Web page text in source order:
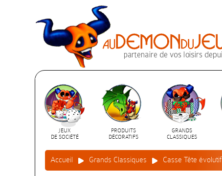
JEUX
DE SOCIÉTÉ
PRODUITS
DÉCORATIFS
GRANDS
CLASSIQUES
Accueil Grands Classiques Casse Tête évolutif